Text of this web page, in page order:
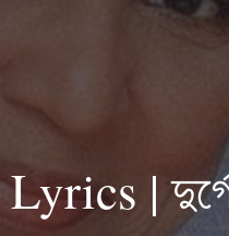
| দুর্গে